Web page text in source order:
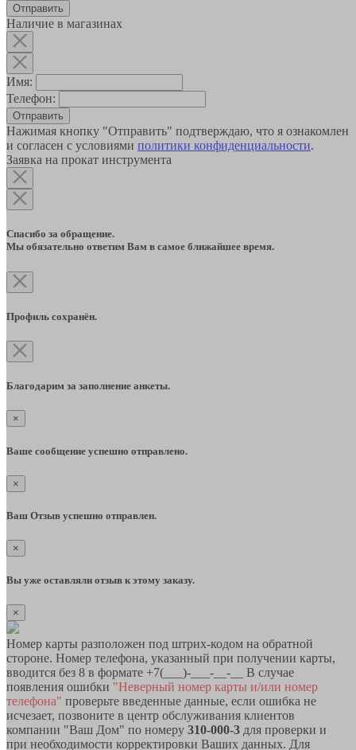
Наличие в магазинах
Имя:
Телефон:
Отправить
Нажимая кнопку "Отправить" подтверждаю, что я ознакомлен
и согласен с условиями политики конфиденциальности.
Заявка на прокат инструмента
Спасибо за обращение.
Мы обязательно ответим Вам в самое ближайшее время.
Профиль сохранён.
Благодарим за заполнение анкеты.
×
Ваше сообщение успешно отправлено.
×
Ваш Отзыв успешно отправлен.
×
Вы уже оставляли отзыв к этому заказу.
×
Номер карты разположен под штрих-кодом на обратной
стороне. Номер телефона, указанный при получении карты,
вводится без 8 в формате +7(___)-___-__-__ В случае
появления ошибки "Неверный номер карты и/или номер
телефона" проверьте введенные данные, если ошибка не
исчезает, позвоните в центр обслуживания клиентов
компании "Ваш Дом" по номеру 310-000-3 для проверки и
при необходимости корректировки Ваших данных. Для